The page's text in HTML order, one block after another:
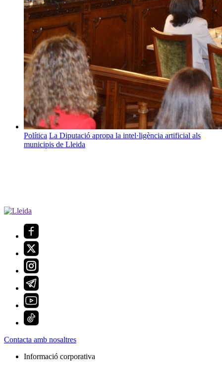
Política La Diputació apropa la intel·ligència artificial als
municipis de Lleida
Contacta amb nosaltres
Informació corporativa